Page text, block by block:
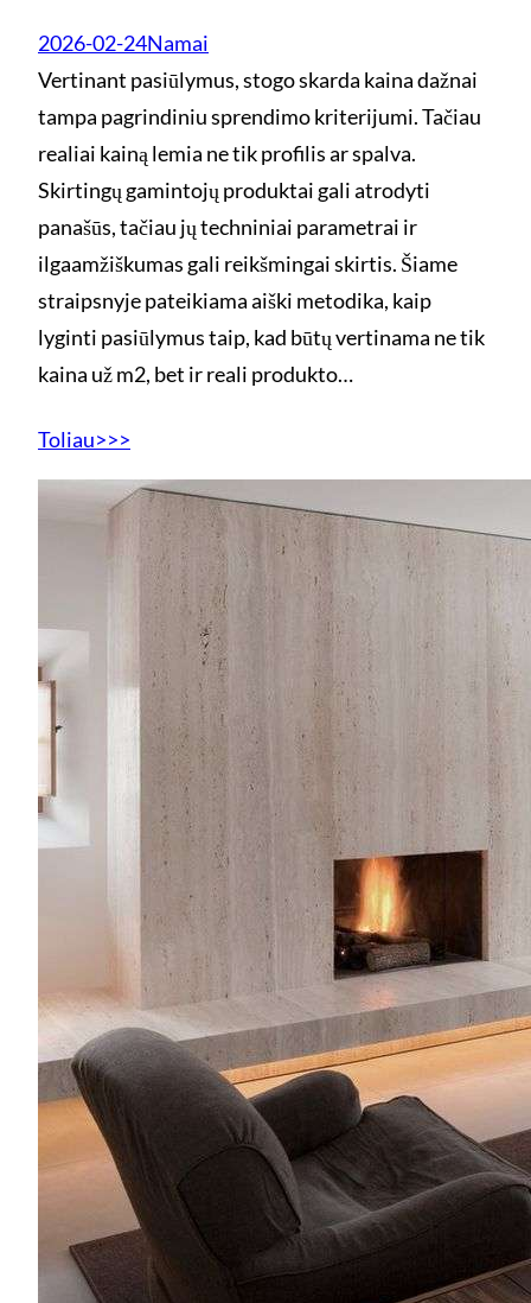
2026-02-24Namai
Vertinant pasiūlymus, stogo skarda kaina dažnai
tampa pagrindiniu sprendimo kriterijumi. Tačiau
realiai kainą lemia ne tik profilis ar spalva.
Skirtingų gamintojų produktai gali atrodyti
panašūs, tačiau jų techniniai parametrai ir
ilgaamžiškumas gali reikšmingai skirtis. Šiame
straipsnyje pateikiama aiški metodika, kaip
lyginti pasiūlymus taip, kad būtų vertinama ne tik
kaina už m2, bet ir reali produkto…
Toliau>>>